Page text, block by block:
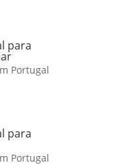
para
Portugal
para
Portugal